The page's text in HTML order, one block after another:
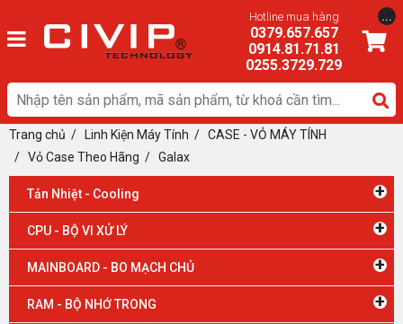
Hotline mua hàng
0379.657.657
0914.81.71.81
0255.3729.729
...
Trang chủ / Linh Kiện Máy Tính / CASE - VỎ MÁY TÍNH
/ Vỏ Case Theo Hãng / Galax
Tản Nhiệt - Cooling +
CPU - BỘ VI XỬ LÝ +
MAINBOARD - BO MẠCH CHỦ +
RAM - BỘ NHỚ TRONG +